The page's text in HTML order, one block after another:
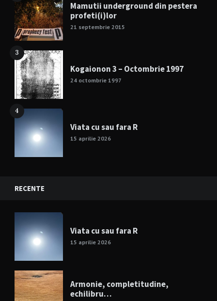
Mamutii underground din pestera
profeti(i)lor
21 septembrie 2015
3
Kogaionon 3 – Octombrie 1997
24 octombrie 1997
4
Viata cu sau fara R
15 aprilie 2026
RECENTE
Viata cu sau fara R
15 aprilie 2026
Armonie, completitudine,
echilibru…